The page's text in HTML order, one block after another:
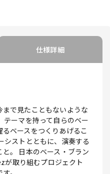
仕様詳細
で見たこともないような
テーマを持って自らのベー
ベースをつくりあげるこ
シストとともに、演奏する
。 日本のベース・ブラン
が取り組むプロジェクト